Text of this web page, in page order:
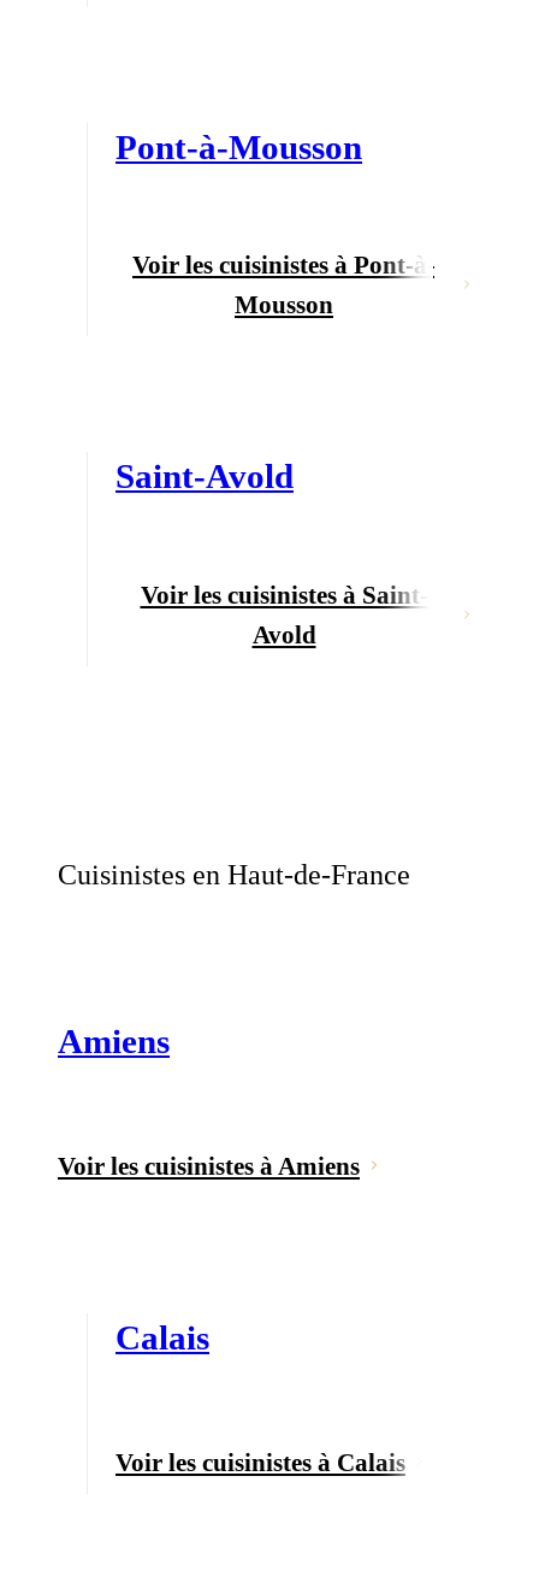
Pont-à-Mousson
Voir les cuisinistes à Pont-à-
Mousson
Saint-Avold
Voir les cuisinistes à Saint-
Avold
Cuisinistes en Haut-de-France
Amiens
Voir les cuisinistes à Amiens
Calais
Voir les cuisinistes à Calais